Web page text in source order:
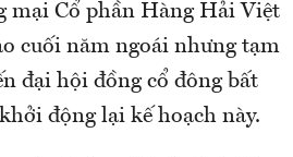
mại Cổ phần Hàng Hải Việt
cuối năm ngoái nhưng tạm
đại hội đồng cổ đông bất
động lại kế hoạch này.